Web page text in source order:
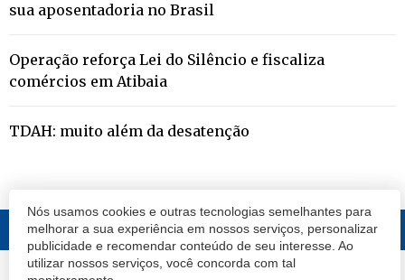
Nós usamos cookies e outras tecnologias semelhantes para
melhorar a sua experiência em nossos serviços, personalizar
publicidade e recomendar conteúdo de seu interesse. Ao
utilizar nossos serviços, você concorda com tal
sua aposentadoria no Brasil
Operação reforça Lei do Silêncio e fiscaliza
comércios em Atibaia
TDAH: muito além da desatenção
© 2020 Atibaia Hoje.